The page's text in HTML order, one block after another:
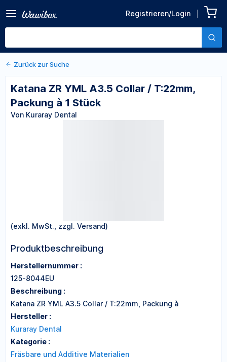
Registrieren/Login
T:22mm, Packung à 1 Stück
Von Kuraray Dental
Zurück zu den Produktdetails
Zurück zur Suche
Katana ZR YML A3.5 Collar / T:22mm,
Packung à 1 Stück
Von Kuraray Dental
(exkl. MwSt., zzgl. Versand)
Produktbeschreibung
Herstellernummer :
125-8044EU
Beschreibung :
Katana ZR YML A3.5 Collar / T:22mm, Packung à
Hersteller :
Kuraray Dental
Kategorie :
Fräsbare und Additive Materialien